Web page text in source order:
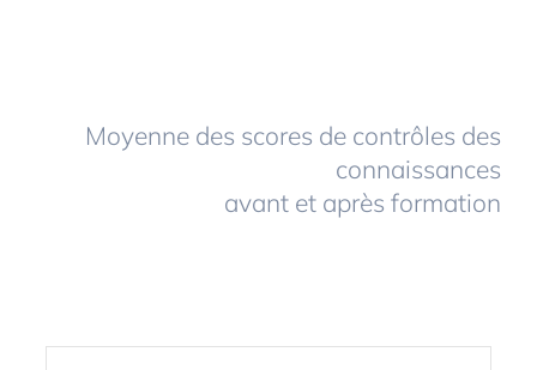
Moyenne des scores de contrôles des
connaissances
avant et après formation